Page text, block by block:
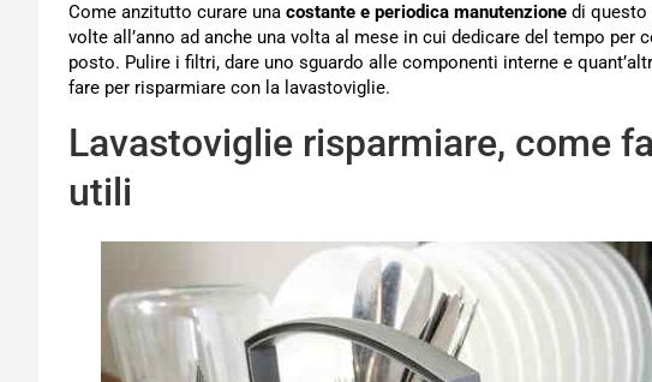
Come anzitutto curare una costante e periodica manutenzione di questo
volte all’anno ad anche una volta al mese in cui dedicare del tempo
posto. Pulire i filtri, dare uno sguardo alle componenti interne e
fare per risparmiare con la lavastoviglie.
Lavastoviglie risparmiare, come
utili